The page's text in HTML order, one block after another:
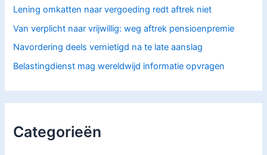
Lening omkatten naar vergoeding redt aftrek niet
Van verplicht naar vrijwillig: weg aftrek pensioenpremie
Navordering deels vernietigd na te late aanslag
Belastingdienst mag wereldwijd informatie opvragen
Categorieën